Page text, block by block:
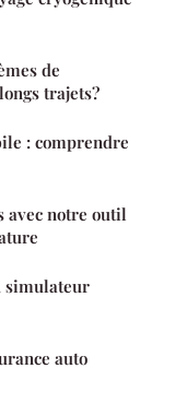
de
trajets?
: comprendre
avec notre outil
simulateur
auto